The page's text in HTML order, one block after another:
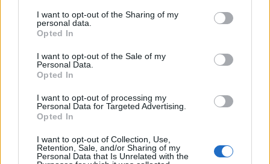
I want to opt-out of the Sharing of my
personal data.
Opted In
I want to opt-out of the Sale of my
Personal Data.
Opted In
I want to opt-out of processing my
Personal Data for Targeted Advertising.
Opted In
I want to opt-out of Collection, Use,
Retention, Sale, and/or Sharing of my
Personal Data that Is Unrelated with the
I B E R
A
I R
E
A
M I E
M I R
E
R E M
A